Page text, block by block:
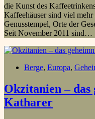
die Kunst des
Kaffeehäuser sind viel
Genusstempel, Orte der
Seit November 2011 sind…
Berge, Europa,
Okzitanien –
Katharer